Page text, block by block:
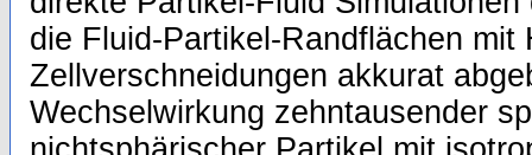
die Fluid-Partikel-Randflächen mit
Zellverschneidungen akkurat
Wechselwirkung zehntausender